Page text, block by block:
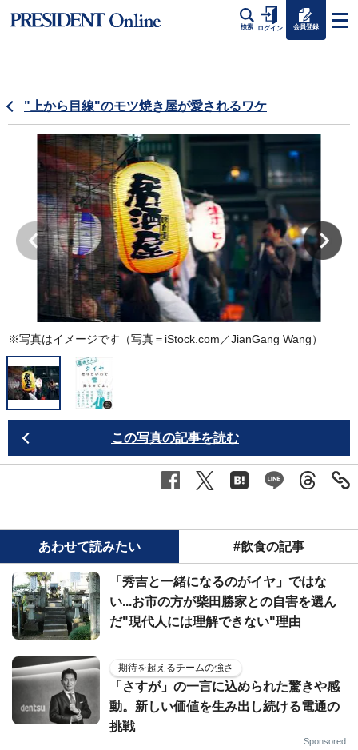
検索 ログイン 会員登録
"上から目線"のモツ焼き屋が愛されるワケ
※写真はイメージです（写真＝iStock.com／JianGang Wang）
この写真の記事を読む
あわせて読みたい #飲食の記事
「秀吉と一緒になるのがイヤ」ではな
い...お市の方が柴田勝家との自害を選ん
だ"現代人には理解できない"理由
期待を超えるチームの強さ
「さすが」の一言に込められた驚きや感
動。新しい価値を生み出し続ける電通の
挑戦
Sponsored